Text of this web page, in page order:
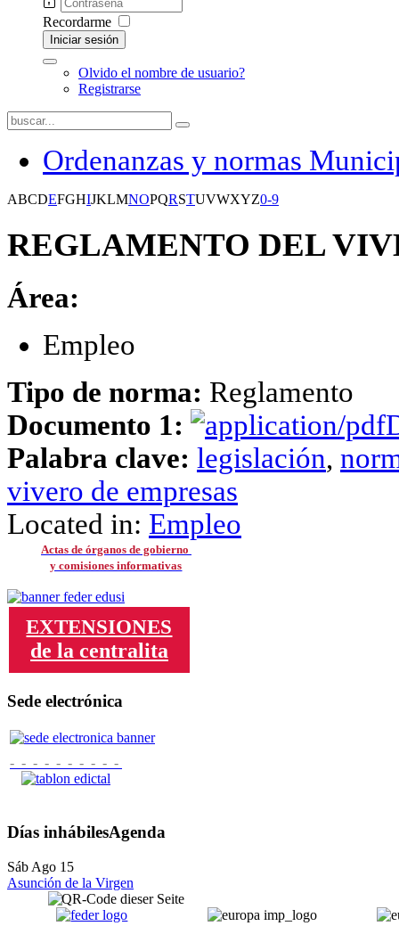
Recordarme
Iniciar sesión
Olvido el nombre de usuario?
Registrarse
Ordenanzas y normas
ABCDEFGHIJKLMNOPQRSTUVWXYZ0-9
REGLAMENTO DEL
Área:
Empleo
Tipo de norma: Reglamento
Documento 1:
Palabra clave: legislación,
vivero de empresas
Located in: Empleo
Actas de órganos de gobierno
y comisiones informativas
EXTENSIONES
de la centralita
Sede electrónica
- - - - - - - - - -
Días inhábilesAgenda
Sáb Ago 15
Asunción de la Virgen